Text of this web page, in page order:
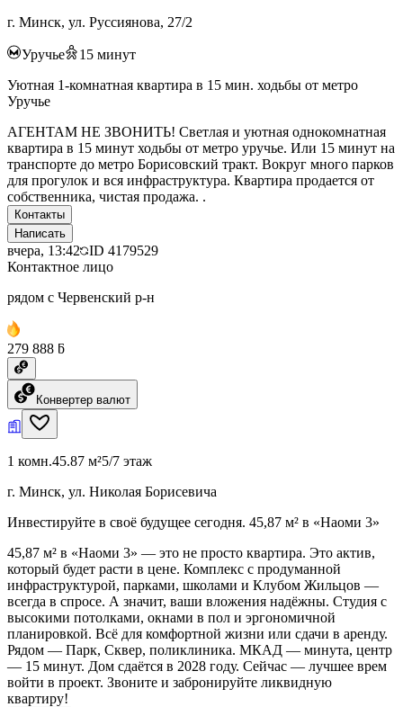
г. Минск, ул. Руссиянова, 27/2
Уручье 15 минут
Уютная 1-комнатная квартира в 15 мин. ходьбы от метро
Уручье
АГЕНТАМ НЕ ЗВОНИТЬ! Светлая и уютная однокомнатная
квартира в 15 минут ходьбы от метро уручье. Или 15 минут на
транспорте до метро Борисовский тракт. Вокруг много парков
для прогулок и вся инфраструктура. Квартира продается от
собственника, чистая продажа. .
Контакты
Написать
вчера, 13:42 ID 4179529
Контактное лицо
рядом с Червенский р-н
279 888 ƃ
Конвертер валют
1 комн.45.87 м²5/7 этаж
г. Минск, ул. Николая Борисевича
Инвестируйте в своё будущее сегодня. 45,87 м² в «Наоми 3»
45,87 м² в «Наоми 3» — это не просто квартира. Это актив,
который будет расти в цене. Комплекс с продуманной
инфраструктурой, парками, школами и Клубом Жильцов —
всегда в спросе. А значит, ваши вложения надёжны. Студия с
высокими потолками, окнами в пол и эргономичной
планировкой. Всё для комфортной жизни или сдачи в аренду.
Рядом — Парк, Сквер, поликлиника. МКАД — минута, центр
— 15 минут. Дом сдаётся в 2028 году. Сейчас — лучшее врем
войти в проект. Звоните и забронируйте ликвидную
квартиру!